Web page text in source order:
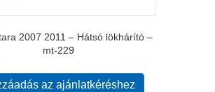
2007 2011 – Hátsó lökhárító –
mt-229
az ajánlatkéréshez